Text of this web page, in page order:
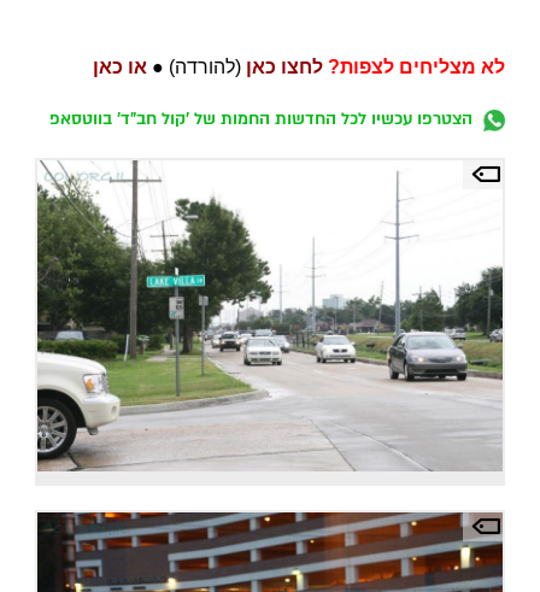
לא מצליחים לצפות? לחצו כאן (להורדה) ● או כאן
הצטרפו עכשיו לכל החדשות החמות של 'קול חב"ד' בווטסאפ